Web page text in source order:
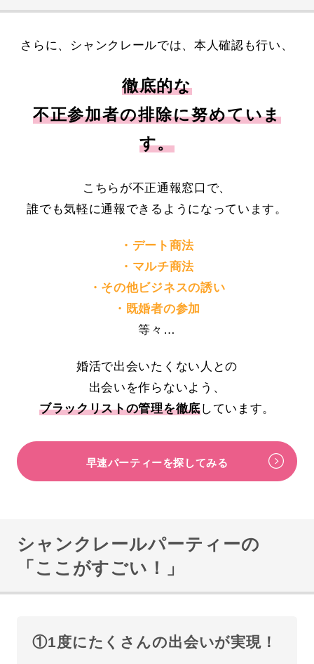
さらに、シャンクレールでは、本人確認も行い、
徹底的な
不正参加者の排除に努めていま
す。
こちらが不正通報窓口で、
誰でも気軽に通報できるようになっています。
・デート商法
・マルチ商法
・その他ビジネスの誘い
・既婚者の参加
等々…
婚活で出会いたくない人との
出会いを作らないよう、
ブラックリストの管理を徹底しています。
早速パーティーを探してみる
シャンクレールパーティーの
「ここがすごい！」
①1度にたくさんの出会いが実現！